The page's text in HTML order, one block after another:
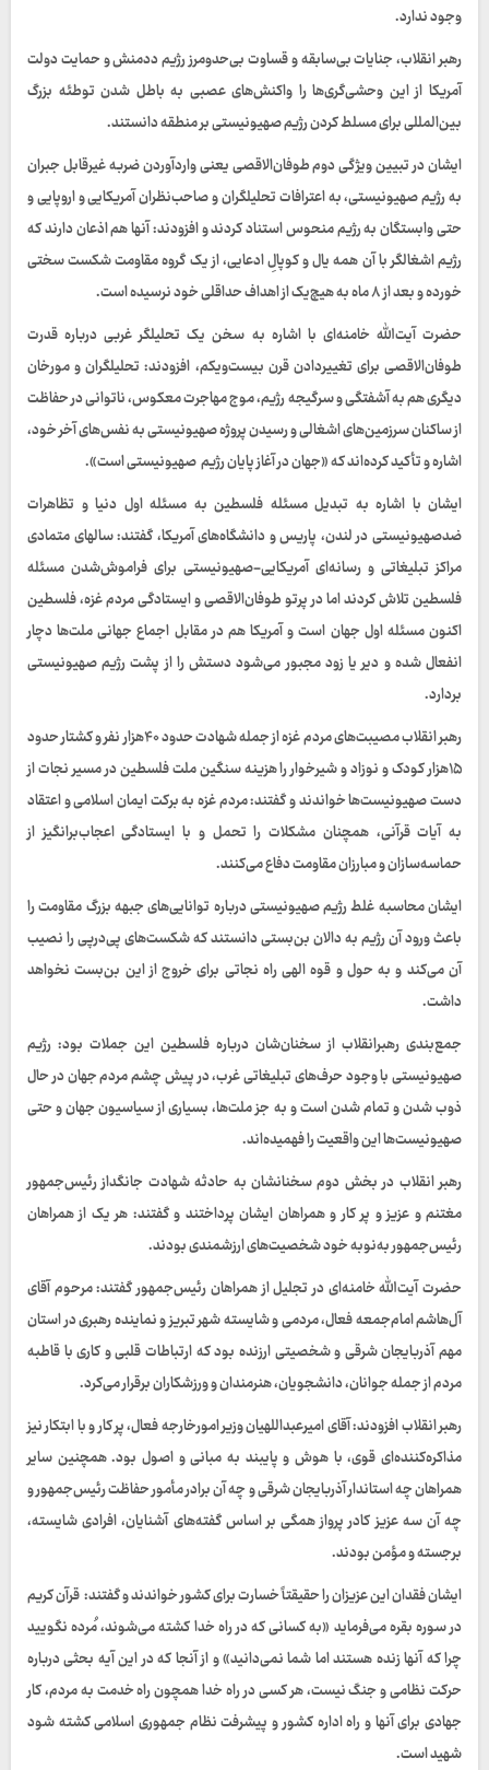
وجود ندارد.
رهبر انقلاب، جنایات بی‌سابقه و قساوت بی‌حدومرز رژیم ددمنش و حمایت دولت
آمریکا از این وحشی‌گری‌ها را واکنش‌های عصبی به باطل شدن توطئه بزرگ
بین‌المللی برای مسلط کردن رژیم صهیونیستی بر منطقه دانستند.
ایشان در تبیین ویژگی‌ دوم طوفان‌الاقصی یعنی واردآوردن ضربه غیرقابل جبران
به رژیم صهیونیستی، به اعترافات تحلیلگران و صاحب‌نظران آمریکایی و اروپایی و
حتی وابستگان به رژیم منحوس استناد کردند و افزودند: آنها هم اذعان دارند که
رژیم اشغالگر با آن همه یال و کوپالِ ادعایی، از یک گروه مقاومت شکست سختی
خورده و بعد از ۸ ماه به هیچ‌یک از اهداف حداقلی خود نرسیده است.
حضرت آیت‌الله خامنه‌ای با اشاره به سخن یک تحلیلگر غربی درباره قدرت
طوفان‌الاقصی برای تغییردادن قرن بیست‌ویکم، افزودند: تحلیلگران و مورخان
دیگری هم به آشفتگی و سرگیجه رژیم، موج مهاجرت معکوس، ناتوانی در حفاظت
از ساکنان سرزمین‌های اشغالی و رسیدن پروژه صهیونیستی به نفس‌های آخر خود،
اشاره و تأکید کرده‌اند که «جهان در آغاز پایان رژیم صهیونیستی است».
ایشان با اشاره به تبدیل مسئله فلسطین به مسئله اول دنیا و تظاهرات
ضدصهیونیستی در لندن، پاریس و دانشگاه‌های آمریکا، گفتند: سالهای متمادی
مراکز تبلیغاتی و رسانه‌ای آمریکایی-صهیونیستی برای فراموش‌شدن مسئله
فلسطین تلاش کردند اما در پرتو طوفان‌الاقصی و ایستادگی مردم غزه، فلسطین
اکنون مسئله اول جهان است و آمریکا هم در مقابل اجماع جهانی ملت‌ها دچار
انفعال شده و دیر یا زود مجبور می‌شود دستش را از پشت رژیم صهیونیستی
بردارد.
رهبر انقلاب مصیبت‌های مردم غزه از جمله شهادت حدود ۴۰هزار نفر و کشتار حدود
۱۵هزار کودک و نوزاد و شیرخوار را هزینه‌ سنگین ملت فلسطین در مسیر نجات از
دست صهیونیست‌ها خواندند و گفتند: مردم غزه به برکت ایمان اسلامی و اعتقاد
به آیات قرآنی، همچنان مشکلات را تحمل و با ایستادگی اعجاب‌برانگیز از
حماسه‌سازان و مبارزان مقاومت دفاع می‌کنند.
ایشان محاسبه غلط رژیم صهیونیستی درباره توانایی‌های جبهه بزرگ مقاومت را
باعث ورود آن رژیم به دالان بن‌بستی دانستند که شکست‌های پی‌درپی را نصیب
آن می‌کند و به حول و قوه الهی راه نجاتی برای خروج از این بن‌بست نخواهد
داشت.
جمع‌بندی رهبرانقلاب از سخنان‌شان درباره فلسطین این جملات بود: رژیم
صهیونیستی با وجود حرف‌های تبلیغاتی غرب، در پیش چشم مردم جهان در حال
ذوب شدن و تمام شدن است و به جز ملت‌ها، بسیاری از سیاسیون جهان و حتی
صهیونیست‌ها این واقعیت را فهمیده‌اند.
رهبر انقلاب در بخش دوم سخنانشان به حادثه شهادت جانگداز رئیس‌جمهور
مغتنم و عزیز و پر کار و همراهان ایشان پرداختند و گفتند: هر یک از همراهان
رئیس‌جمهور به‌نوبه خود شخصیت‌های ارزشمندی بودند.
حضرت آیت‌الله خامنه‌ای در تجلیل از همراهان رئیس‌جمهور گفتند: مرحوم آقای
آل‌هاشم امام‌جمعه فعال، مردمی و شایسته شهر تبریز و نماینده رهبری در استان
مهم آذربایجان شرقی و شخصیتی ارزنده بود که ارتباطات قلبی و کاری با قاطبه
مردم از جمله جوانان، دانشجویان، هنرمندان و ورزشکاران برقرار می‌کرد.
رهبر انقلاب افزودند: آقای امیرعبداللهیان وزیر امورخارجه فعال، پر کار و با ابتکار نیز
مذاکره‌کننده‌ای قوی، با هوش و پایبند به مبانی و اصول بود. همچنین سایر
همراهان چه استاندار آذربایجان شرقی و چه آن برادر مأمور حفاظت رئیس‌جمهور و
چه آن سه عزیز کادر پرواز همگی بر اساس گفته‌های آشنایان، افرادی شایسته،
برجسته و مؤمن بودند.
ایشان فقدان این عزیزان را حقیقتاً خسارت برای کشور خواندند و گفتند: قرآن کریم
در سوره بقره می‌فرماید «به کسانی که در راه خدا کشته می‌شوند، مُرده نگویید
چرا که آنها زنده هستند اما شما نمی‌دانید» و از آنجا که در این آیه بحثی درباره
حرکت نظامی و جنگ نیست، هر کسی در راه خدا همچون راه خدمت به مردم، کار
جهادی برای آنها و راه اداره کشور و پیشرفت نظام جمهوری اسلامی کشته شود
شهید است.